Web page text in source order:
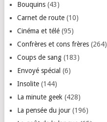
Bouquins(43)
Carnet de route(10)
Cinéma et télé(95)
Confrères et cons frères(264)
Coups de sang(183)
Envoyé spécial (6)
Insolite(144)
La minute geek (428)
La pensée du jour(196)